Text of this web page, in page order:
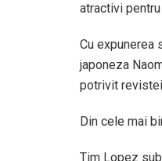
atractivi
Cu expunerea
japoneza
potrivit
Din cele mai
Tim Lopez